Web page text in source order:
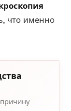
что именно